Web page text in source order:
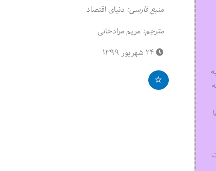
منبع فارسی: دنیای اقتصاد
مترجم:مریم مرادخانی